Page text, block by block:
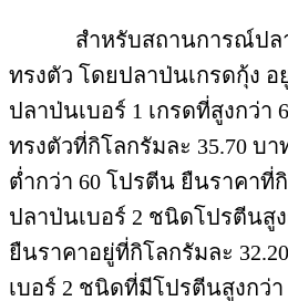
สำหรับสถานการณ์ปลาป่
ทรงตัว โดยปลาป่นเกรดกุ้ง อ
ปลาป่นเบอร์ 1 เกรดที่สูงกว่า
ทรงตัวที่กิโลกรัมละ 35.70 บ
ต่ำกว่า 60 โปรตีน ยืนราคาที่
ปลาป่นเบอร์ 2 ชนิดโปรตีนสู
ยืนราคาอยู่ที่กิโลกรัมละ
เบอร์ 2 ชนิดที่มีโปรตีนสูงกว่า